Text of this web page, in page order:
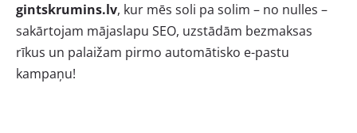
gintskrumins.lv, kur mēs soli pa solim – no nulles –
sakārtojam mājaslapu SEO, uzstādām bezmaksas
rīkus un palaižam pirmo automātisko e-pastu
kampaņu!